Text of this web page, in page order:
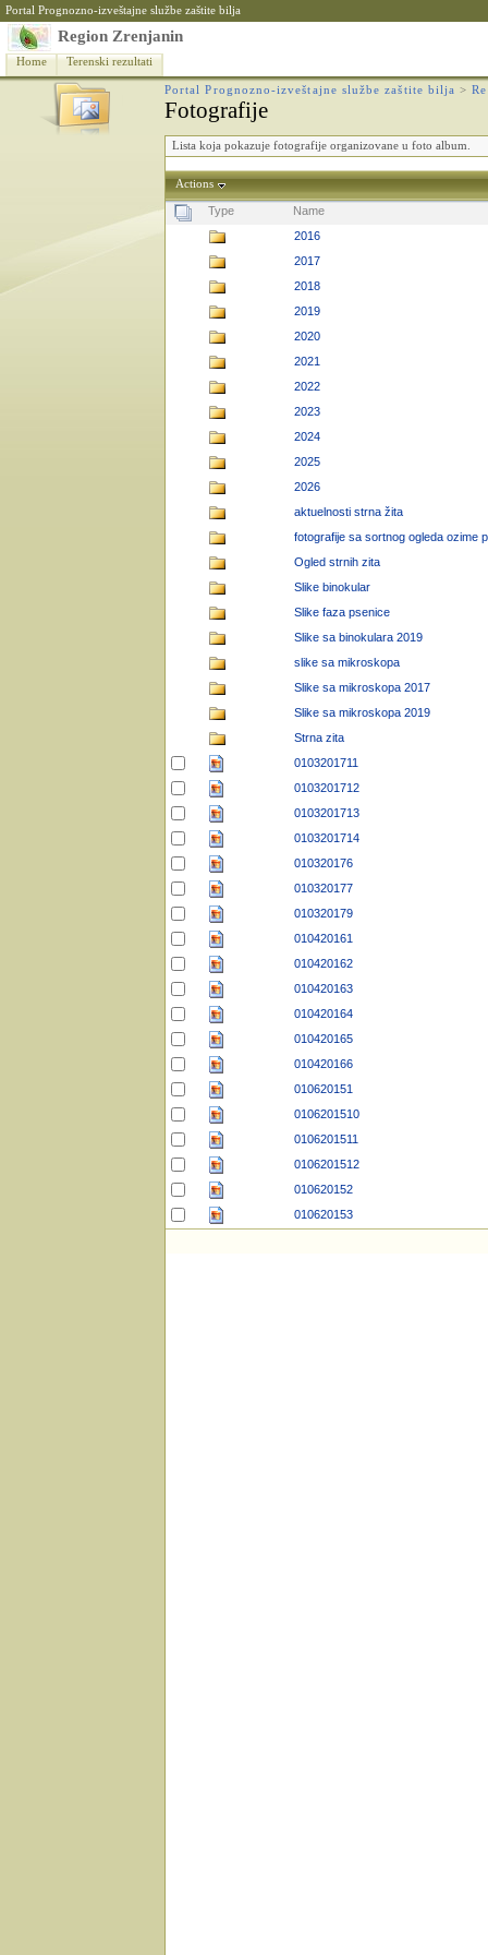
Portal Prognozno-izveštajne službe zaštite bilja
Region Zrenjanin
Home Terenski rezultati
Portal Prognozno-izveštajne službe zaštite bilja >
Fotografije
Lista koja pokazuje fotografije organizovane u foto album.
Actions
Type
Name
2016
2017
2018
2019
2020
2021
2022
2023
2024
2025
2026
aktuelnosti strna žita
fotografije sa sortnog ogleda ozime
Ogled strnih zita
Slike binokular
Slike faza psenice
Slike sa binokulara 2019
slike sa mikroskopa
Slike sa mikroskopa 2017
Slike sa mikroskopa 2019
Strna zita
0103201711
0103201712
0103201713
0103201714
010320176
010320177
010320179
010420161
010420162
010420163
010420164
010420165
010420166
010620151
0106201510
0106201511
0106201512
010620152
010620153